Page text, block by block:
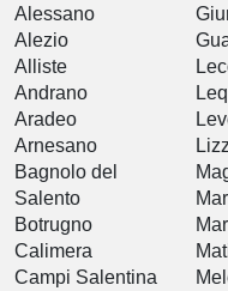
Alessano
Alezio
Alliste
Andrano
Aradeo
Arnesano
Bagnolo del
Salento
Botrugno
Calimera
Campi Salentina